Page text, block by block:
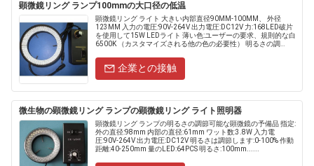
顕微鏡リング ランプ100mmの大口径の低温
顕微鏡リング ライト 大きい内部直径90MM-100MM、 外径
123MM 入力の電圧:90V-264V 出力電圧:DC12V 力:168LED破片
を使用して15W LEDライト 薄い色:ユーザーの要求、規則的な白
6500K （カスタマイズされる他の色の必要性） 明るさの調
企業との接触
微生物の顕微鏡リング ランプの顕微鏡リング ライト照明器
顕微鏡リング ランプの明るさの調節可能な顕微鏡の予備品 指定:
外の直径:98mm 内部の直径:61mm ワット数:3.8W 入力電
圧:90V-264V 出力電圧:DC12V 明るさは調節します:0-100% 作動
距離:40-250mm 量のLED:64PCS 明るさ:100mm......